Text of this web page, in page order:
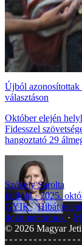
Újból azonosítottak
választáson
Október elején
Fidesszel
hangoztató 29
Székely Sarolta
külföld
2025.
GYIK Hibát
dokumentumok
© 2026 Magyar